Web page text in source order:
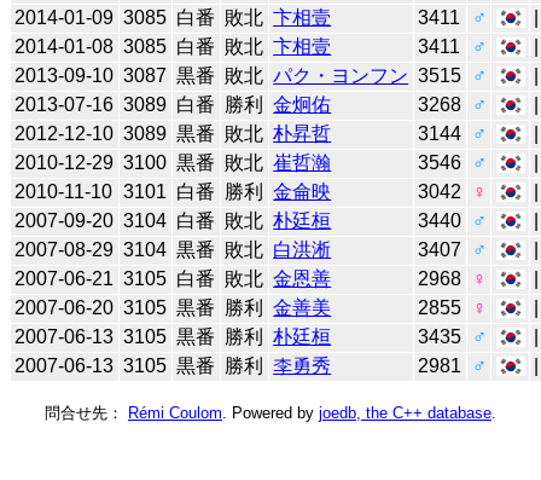
2014-01-09 3085 白番 敗北 卞相壹 3411 ♂
2014-01-08 3085 白番 敗北 卞相壹 3411 ♂
2013-09-10 3087 黒番 敗北 パク・ヨンフン 3515 ♂
2013-07-16 3089 白番 勝利 金炯佑 3268 ♂
2012-12-10 3089 黒番 敗北 朴昇哲 3144 ♂
2010-12-29 3100 黒番 敗北 崔哲瀚 3546 ♂
2010-11-10 3101 白番 勝利 金侖映 3042 ♀
2007-09-20 3104 白番 敗北 朴廷桓 3440 ♂
2007-08-29 3104 黒番 敗北 白洪淅 3407 ♂
2007-06-21 3105 白番 敗北 金恩善 2968 ♀
2007-06-20 3105 黒番 勝利 金善美 2855 ♀
2007-06-13 3105 黒番 勝利 朴廷桓 3435 ♂
2007-06-13 3105 黒番 勝利 李勇秀 2981 ♂
問合せ先： Rémi Coulom . Powered by joedb, the C++ database